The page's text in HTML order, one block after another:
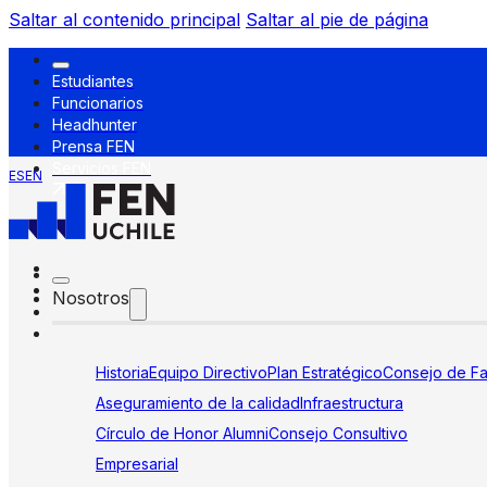
Saltar al contenido principal Saltar al pie de página
Estudiantes
Funcionarios
Headhunter
Prensa FEN
ESEN
Nosotros
HistoriaEquipo DirectivoPlan EstratégicoConsejo de
Aseguramiento de la calidadInfraestructura
Círculo de Honor AlumniConsejo Consultivo
Empresarial